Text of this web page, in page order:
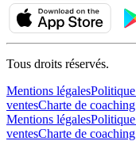
Tous droits réservés.
Mentions légales
ventesCharte de coaching
Mentions légales
ventesCharte de coaching